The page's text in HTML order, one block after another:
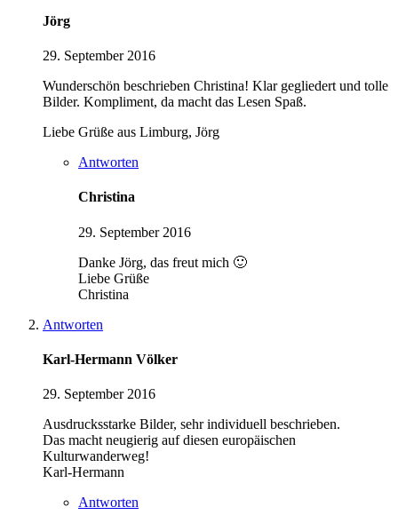
Jörg
29. September 2016
Wunderschön beschrieben Christina! Klar gegliedert und tolle
Bilder. Kompliment, da macht das Lesen Spaß.
Liebe Grüße aus Limburg, Jörg
Antworten
Christina
29. September 2016
Danke Jörg, das freut mich 🙂
Liebe Grüße
Christina
Antworten
Karl-Hermann Völker
29. September 2016
Ausdrucksstarke Bilder, sehr individuell beschrieben.
Das macht neugierig auf diesen europäischen
Kulturwanderweg!
Karl-Hermann
Antworten